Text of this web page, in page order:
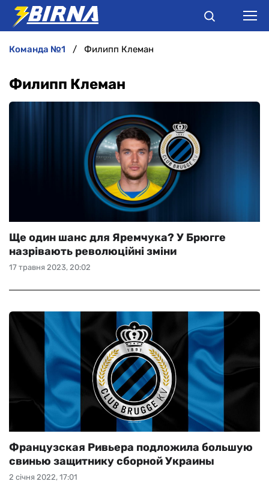
команда №1 Филипп Клеман
Филипп Клеман
17 травня 2023, 20:02
Ще один шанс для Яремчука? У Брюгге
назрівають революційні зміни
2 січня 2022, 17:01
Французская Ривьера подложила большую
свинью защитнику сборной Украины